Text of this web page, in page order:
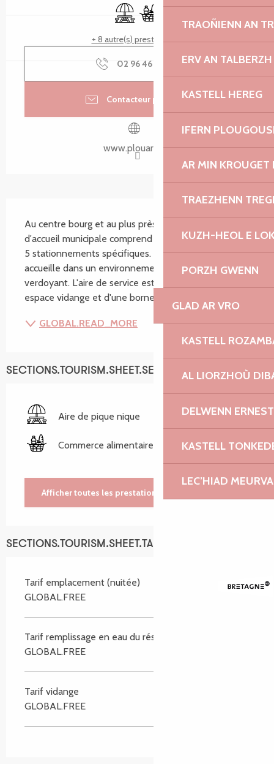
TRAOÑIENN AN
ERV AN TALBERZH
KASTELL HEREG
IFERN
AR MIN KROUGET
TRAEZHENN
KUZH-HEOL E
PORZH GWENN
GLAD AR VRO
KASTELL
AL LIORZHOÙ
DELWENN
KASTELL
LEC’HIAD
Aire de pique nique
Commerce alimentaire
+ 8 autre(s) prestation(s)
02 96 46 62
Contacteur par email
www.plouaret.fr
SECTIONS.TOURISM.SHEET.DESCRIPTION
Au centre bourg et au plus près des commerces, l'aire
d'accueil municipale comprend une aire de service et
5 stationnements spécifiques. Cet équipement vous
accueille dans un environnement sécurisé et
verdoyant. L'aire de service est composée d'un
espace vidange et d'une borne de services. L'aire...
GLOBAL.READ_MORE
SECTIONS.TOURISM.SHEET.SERVICES
Aire de pique nique
Commerce alimentaire
Afficher toutes les prestations
SECTIONS.TOURISM.SHEET.TARIFFS.TARIFFS
Tarif emplacement (nuitée)
GLOBAL.FREE
Tarif remplissage en eau du réservoir
GLOBAL.FREE
Tarif vidange
GLOBAL.FREE